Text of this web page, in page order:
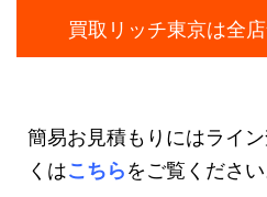
買取リッチ東京は全
簡易お見積もりにはライ
くはこちらをご覧ください